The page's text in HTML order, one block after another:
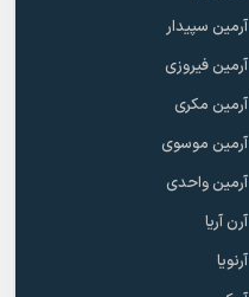
آرمین سپیدار
آرمین فیروزی
آرمین مکری
آرمین موسوی
آرمین واحدی
آرن آریا
آرنویا